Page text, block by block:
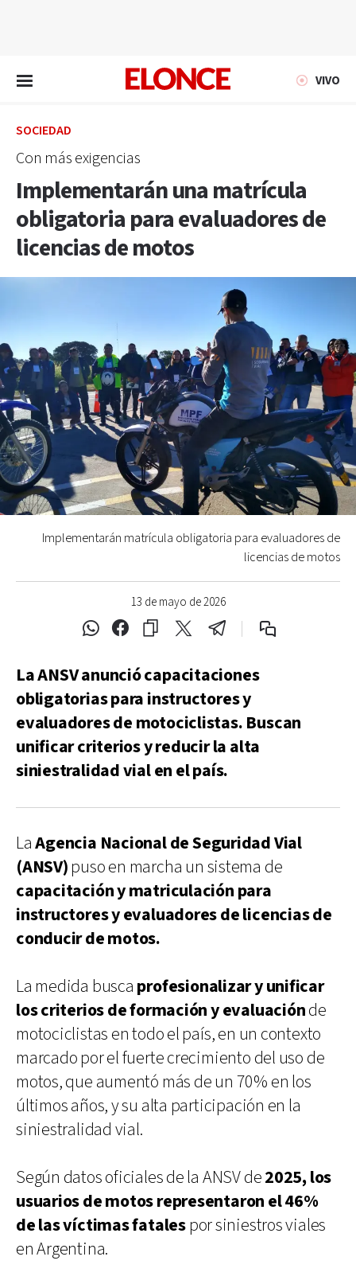
VIVO
SOCIEDAD
Con más exigencias
Implementarán una matrícula
obligatoria para evaluadores de
licencias de motos
13 de mayo de 2026
Implementarán matrícula obligatoria para evaluadores de
licencias de motos
La ANSV anunció capacitaciones
obligatorias para instructores y
evaluadores de motociclistas. Buscan
unificar criterios y reducir la alta
siniestralidad vial en el país.
LaAgencia Nacional de Seguridad Vial
(ANSV)puso en marcha un sistema de
capacitación y matriculación para
instructores y evaluadores de licencias de
conducir de motos.
La medida busca profesionalizar y unificar
los criterios de formación y evaluaciónde
motociclistas en todo el país, en un contexto
marcado por el fuerte crecimiento del uso de
motos, que aumentó más de un 70% en los
últimos años, y su alta participación en la
siniestralidad vial.
Según datos oficiales de la ANSV de2025, los
usuarios de motos representaron el 46%
de las víctimas fatalespor siniestros viales
en Argentina.